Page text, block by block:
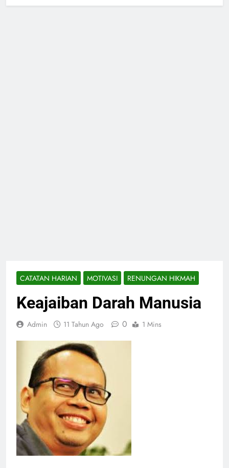
CATATAN HARIAN MOTIVASI RENUNGAN HIKMAH
Keajaiban Darah Manusia
Admin 11 Tahun Ago 0 1 Mins